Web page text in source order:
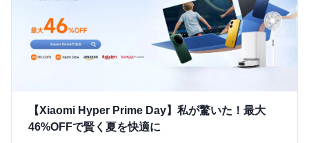
【Xiaomi Hyper Prime Day】私が驚いた！最大
46%OFFで賢く夏を快適に